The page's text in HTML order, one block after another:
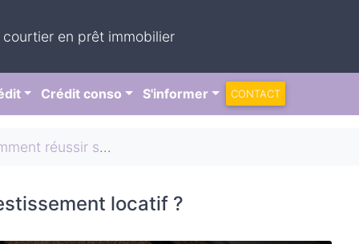
courtier en prêt immobilier
Crédit conso S'informer CONTACT
réussir son investissement locatif ?
locatif ?